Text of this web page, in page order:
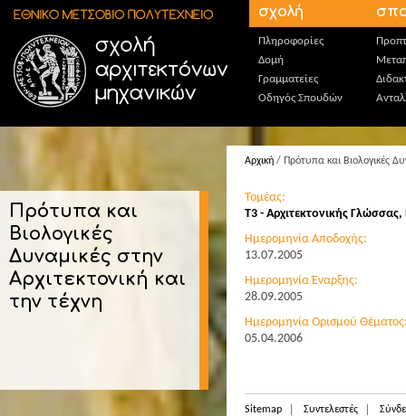
Παράκαμψη προς το κυρίως περιεχόμενο σχολή
Πληροφορίες
Δομή
Γραμματείες
Οδηγός Σπουδών
Πρότυπα και
Βιολογικές
Δυναμικές στην
Αρχιτεκτονική και
την τέχνη
Αρχική / Πρότυπα και Βιολογικές
Τομέας:
T3 - Αρχιτεκτονικής
Ημερομηνία Αποδοχής:
13.07.2005
Ημερομηνία Έναρξης:
28.09.2005
Ημερομηνία Ορισμού
05.04.2006
Sitemap Συντελεστές